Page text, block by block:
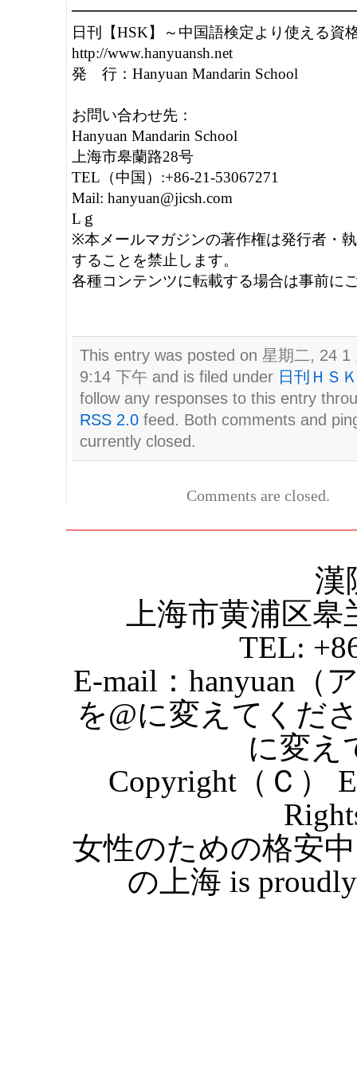
日刊【HSK】～中国語検定より使える資
http://www.hanyuansh.net
発　行：Hanyuan Mandarin School
お問い合わせ先：
Hanyuan Mandarin School
上海市皋蘭路28号
TEL（中国）:+86-21-53067271
Mail: hanyuan@jicsh.com
Lｇ
※本メールマガジンの著作権は発行者・
することを禁止します。
各種コンテンツに転載する場合は事前に
This entry was posted on 星期二, 24 1
9:14 下午 and is filed under 日刊ＨＳＫ
follow any responses to this entry
RSS 2.0feed. Both comments and
currently closed.
Comments are closed.
漢
上海市黄浦区
TEL:
E-mail：hanyuan（
を@に変えてく
に変え
Copyright（Ｃ）
女性のための格安
の上海 is